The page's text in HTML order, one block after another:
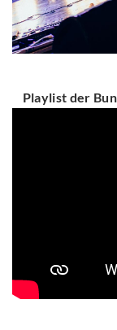
Playlist der